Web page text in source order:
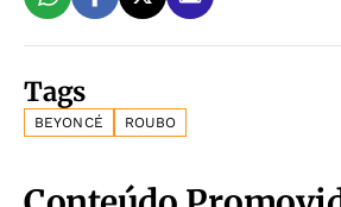
Tags
BEYONCÉ ROUBO